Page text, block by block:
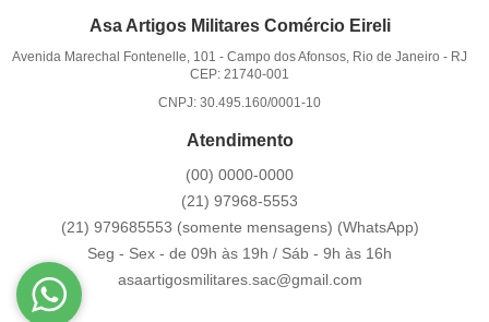
Asa Artigos Militares Comércio Eireli
Avenida Marechal Fontenelle, 101 -Campo dos Afonsos, Rio de Janeiro - RJ
CEP: 21740-001
CNPJ: 30.495.160/0001-10
Atendimento
(00) 0000-0000
(21) 97968-5553
(21) 979685553 (somente mensagens) (WhatsApp)
Seg - Sex - de 09h às 19h / Sáb - 9h às 16h
asaartigosmilitares.sac@gmail.com